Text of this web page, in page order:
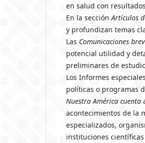
en salud con
En la secciónArtículos
y profundizan temas
Las Comunicaciones
potencial utilidad y
preliminares de
Los Informes
políticas o programas
Nuestra América cuenta
acontecimientos de la
especializados,
instituciones